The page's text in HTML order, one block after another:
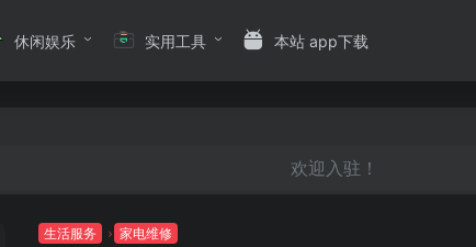
休闲娱乐 实用工具 本站 app下载
欢迎入驻！
生活服务 家电维修